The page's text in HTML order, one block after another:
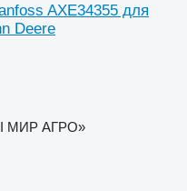
AXE34355 для
Deere
МИР АГРО»